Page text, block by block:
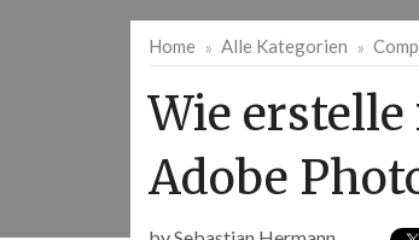
Home Alle Kategorien
Wie
Adobe